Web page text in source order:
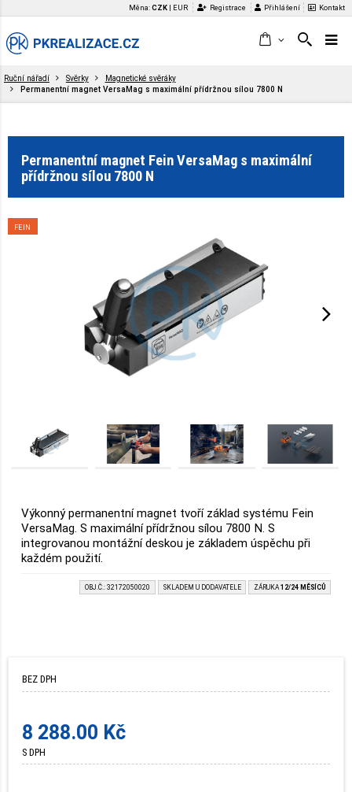
Měna:CZK EUR Registrace Přihlášení Kontakt
Ruční nářadí Svěrky
Magnetické svěráky
Permanentní magnet VersaMag s maximální přídržnou sílou 7800 N
Permanentní magnet Fein VersaMag s maximální
přídržnou sílou 7800 N
FEIN
Výkonný permanentní magnet tvoří základ systému Fein
VersaMag. S maximální přídržnou sílou 7800 N. S
integrovanou montážní deskou je základem úspěchu při
každém použití.
OBJ.Č.: 32172050020 SKLADEM U DODAVATELE ZÁRUKA 12/24 MĚSÍCŮ
BEZ DPH
8 288.00 Kč
S DPH